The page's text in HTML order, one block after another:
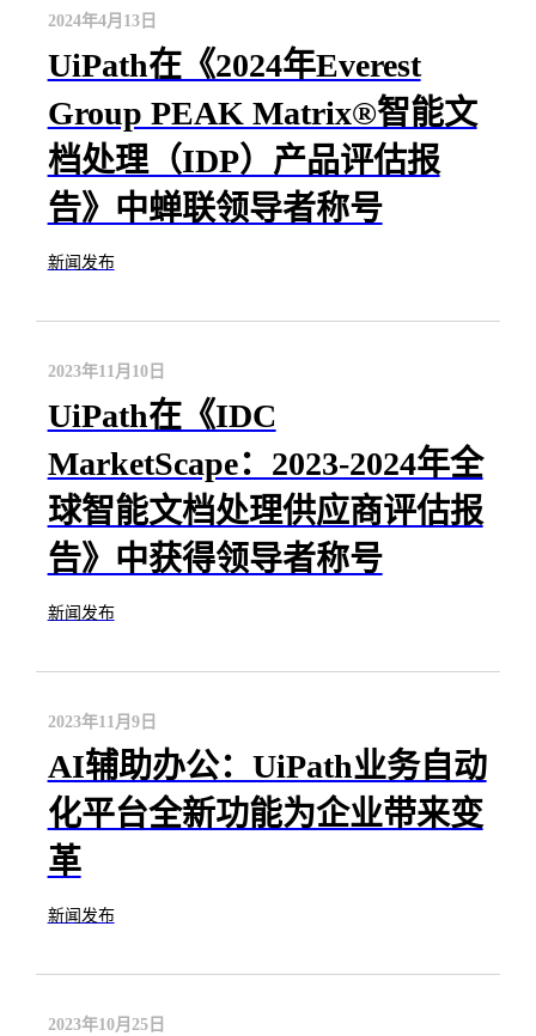
2024年4月13日
UiPath在《2024年Everest
Group PEAK Matrix®智能文
档处理（IDP）产品评估报
告》中蝉联领导者称号
新闻发布
2023年11月10日
UiPath在《IDC
MarketScape：2023-2024年全
球智能文档处理供应商评估报
告》中获得领导者称号
新闻发布
2023年11月9日
AI辅助办公：UiPath业务自动
化平台全新功能为企业带来变
革
新闻发布
2023年10月25日